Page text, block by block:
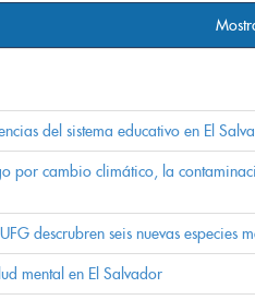
del sistema educativo en El
por cambio climático, la
descrubren seis nuevas
mental en El Salvador